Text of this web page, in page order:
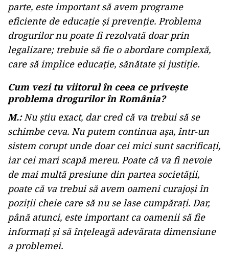
parte, este important să avem programe
eficiente de educație și prevenție. Problema
drogurilor nu poate fi rezolvată doar prin
legalizare; trebuie să fie o abordare complexă,
care să implice educație, sănătate și justiție.
Cum vezi tu viitorul în ceea ce privește
problema drogurilor în România?
M.: Nu știu exact, dar cred că va trebui să se
schimbe ceva. Nu putem continua așa, într-un
sistem corupt unde doar cei mici sunt sacrificați,
iar cei mari scapă mereu. Poate că va fi nevoie
de mai multă presiune din partea societății,
poate că va trebui să avem oameni curajoși în
poziții cheie care să nu se lase cumpărați. Dar,
până atunci, este important ca oamenii să fie
informați și să înțeleagă adevărata dimensiune
a problemei.